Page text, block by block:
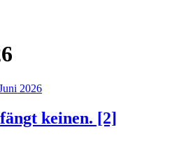
2026
keinen. [2]